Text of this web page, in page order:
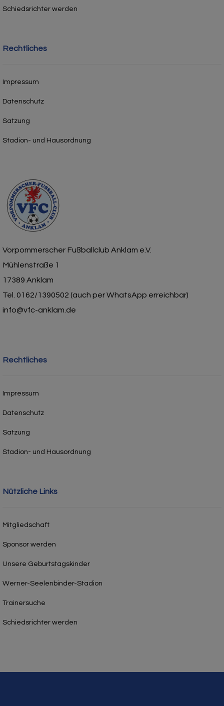
Schiedsrichter werden
Rechtliches
Impressum
Datenschutz
Satzung
Stadion- und Hausordnung
Vorpommerscher Fußballclub Anklam e.V.
Mühlenstraße 1
17389 Anklam
Tel. 0162/1390502 (auch per WhatsApp erreichbar)
info@vfc-anklam.de
Rechtliches
Impressum
Datenschutz
Satzung
Stadion- und Hausordnung
Nützliche Links
Mitgliedschaft
Sponsor werden
Unsere Geburtstagskinder
Werner-Seelenbinder-Stadion
Trainersuche
Schiedsrichter werden